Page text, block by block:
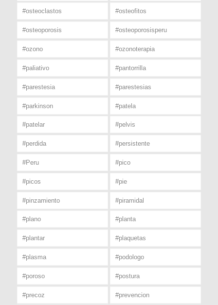
#osteoclastos #osteofitos
#osteoporosis #osteoporosisperu
#ozono #ozonoterapia
#paliativo #pantorrilla
#parestesia #parestesias
#parkinson #patela
#patelar #pelvis
#perdida #persistente
#Peru #pico
#picos #pie
#pinzamiento #piramidal
#plano #planta
#plantar #plaquetas
#plasma #podologo
#poroso #postura
#precoz #prevencion